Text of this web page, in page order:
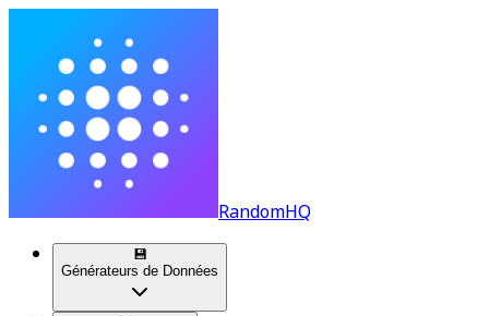
RandomHQ
💾
Générateurs de Données